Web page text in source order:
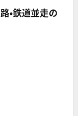
・鉄道並走の